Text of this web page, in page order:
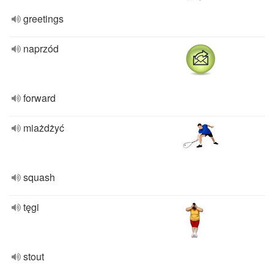
greetings
naprzód
forward
miażdżyć
squash
tęgi
stout